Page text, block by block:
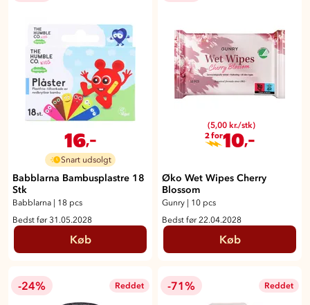
16,-
Snart udsolgt
Babblarna Bambusplastre 18
Stk
Babblarna
18 pcs
Bedst før 31.05.2028
Køb
(5,00 kr./stk)
2 for10,-
Øko Wet Wipes Cherry
Blossom
Gunry
10 pcs
Bedst før 22.04.2028
Køb
-24% Reddet -71% Reddet